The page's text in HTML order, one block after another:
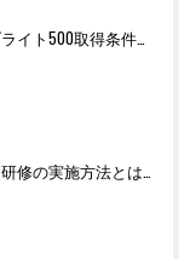
今からでも間に合う？ブライト500取得条件をわかりやすく解説